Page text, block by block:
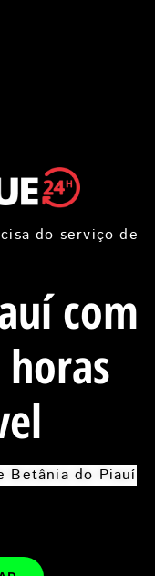
do serviço de
com
Betânia do Piauí